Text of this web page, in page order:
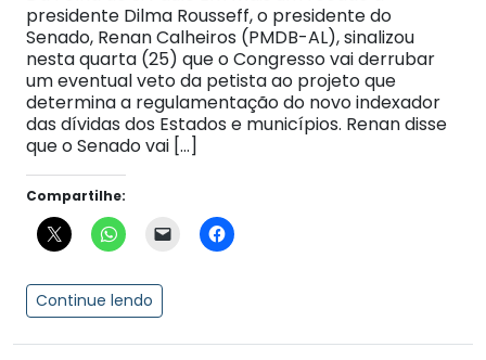
presidente Dilma Rousseff, o presidente do
Senado, Renan Calheiros (PMDB-AL), sinalizou
nesta quarta (25) que o Congresso vai derrubar
um eventual veto da petista ao projeto que
determina a regulamentação do novo indexador
das dívidas dos Estados e municípios. Renan disse
que o Senado vai […]
Compartilhe:
Continue lendo